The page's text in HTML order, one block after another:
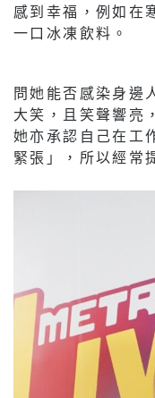
感到幸福，例如在
一口冰凍飲料。
問她能否感染身邊
大笑，且笑聲響亮
她亦承認自己在工
緊張」，所以經常